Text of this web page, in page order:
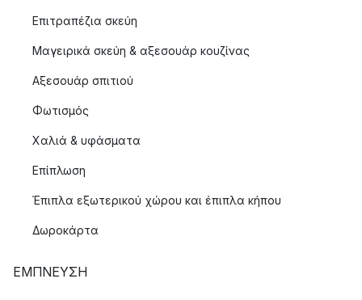
Επιτραπέζια σκεύη
Μαγειρικά σκεύη & αξεσουάρ κουζίνας
Αξεσουάρ σπιτιού
Φωτισμός
Χαλιά & υφάσματα
Επίπλωση
Έπιπλα εξωτερικού χώρου και έπιπλα κήπου
Δωροκάρτα
ΈΜΠΝΕΥΣΗ